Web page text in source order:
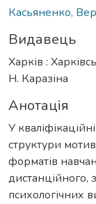
Касьяненко,
Видавець
Харків :
Н. Каразіна
Анотація
У
структури
форматів
дистанційного,
психологічних